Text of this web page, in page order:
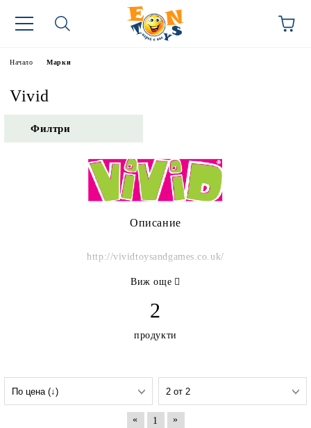
Начало Марки
Vivid
Филтри
Описание
http://vividtoysandgames.co.uk/
Виж още
2
продукти
« 1
»